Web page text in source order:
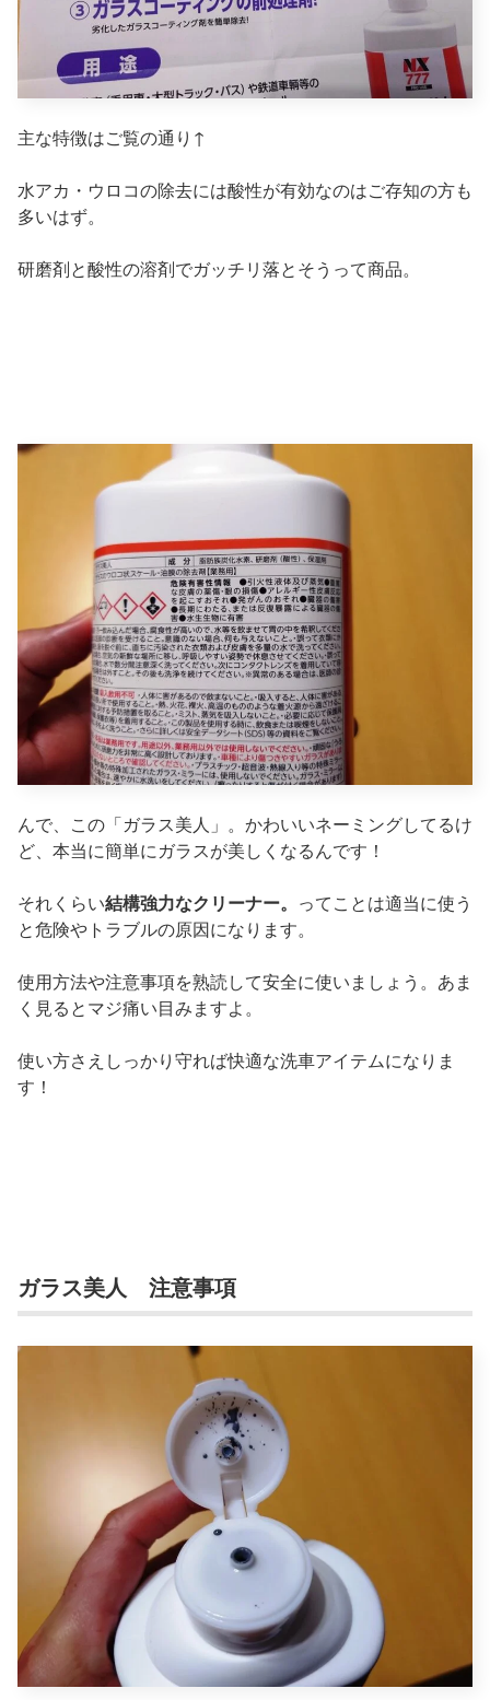
主な特徴はご覧の通り↑
水アカ・ウロコの除去には酸性が有効なのはご存知の方も
多いはず。
研磨剤と酸性の溶剤でガッチリ落とそうって商品。
んで、この「ガラス美人」。かわいいネーミングしてるけ
ど、本当に簡単にガラスが美しくなるんです！
それくらい結構強力なクリーナー。 ってことは適当に使う
と危険やトラブルの原因になります。
使用方法や注意事項を熟読して安全に使いましょう。あま
く見るとマジ痛い目みますよ。
使い方さえしっかり守れば快適な洗車アイテムになりま
す！
ガラス美人 注意事項